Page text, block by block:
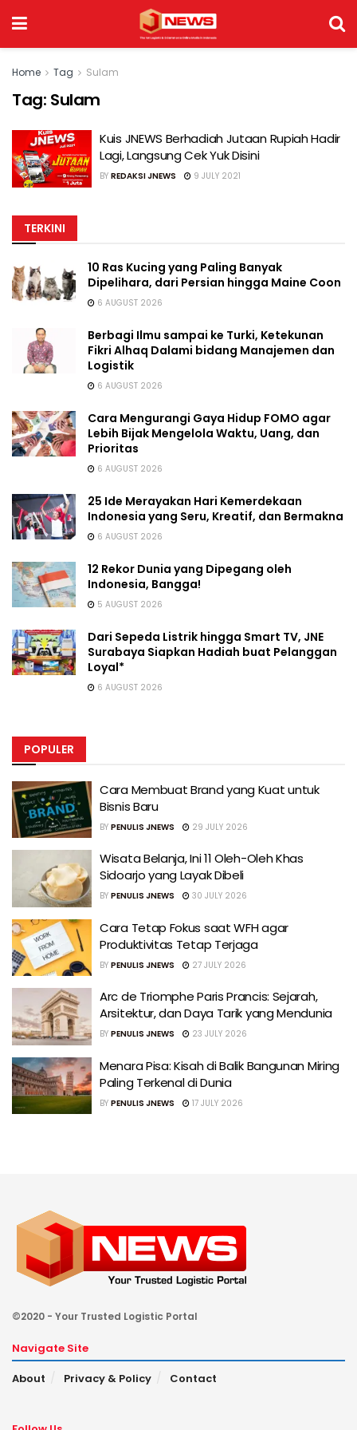
Home Tag Sulam
Tag: Sulam
Kuis JNEWS Berhadiah Jutaan Rupiah Hadir
Lagi, Langsung Cek Yuk Disini
BY REDAKSI JNEWS 9 JULY 2021
TERKINI
10 Ras Kucing yang Paling Banyak
Dipelihara, dari Persian hingga Maine Coon
6 AUGUST 2026
Berbagi Ilmu sampai ke Turki, Ketekunan
Fikri Alhaq Dalami bidang Manajemen dan
Logistik
6 AUGUST 2026
Cara Mengurangi Gaya Hidup FOMO agar
Lebih Bijak Mengelola Waktu, Uang, dan
Prioritas
6 AUGUST 2026
25 Ide Merayakan Hari Kemerdekaan
Indonesia yang Seru, Kreatif, dan Bermakna
6 AUGUST 2026
12 Rekor Dunia yang Dipegang oleh
Indonesia, Bangga!
5 AUGUST 2026
Dari Sepeda Listrik hingga Smart TV, JNE
Surabaya Siapkan Hadiah buat Pelanggan
Loyal*
6 AUGUST 2026
POPULER
Cara Membuat Brand yang Kuat untuk
Bisnis Baru
BY PENULIS JNEWS 29 JULY 2026
Wisata Belanja, Ini 11 Oleh-Oleh Khas
Sidoarjo yang Layak Dibeli
BY PENULIS JNEWS 30 JULY 2026
Cara Tetap Fokus saat WFH agar
Produktivitas Tetap Terjaga
BY PENULIS JNEWS 27 JULY 2026
Arc de Triomphe Paris Prancis: Sejarah,
Arsitektur, dan Daya Tarik yang Mendunia
BY PENULIS JNEWS 23 JULY 2026
Menara Pisa: Kisah di Balik Bangunan Miring
Paling Terkenal di Dunia
BY PENULIS JNEWS 17 JULY 2026
©2020 - Your Trusted Logistic Portal
Navigate Site
About
Privacy & Policy Contact